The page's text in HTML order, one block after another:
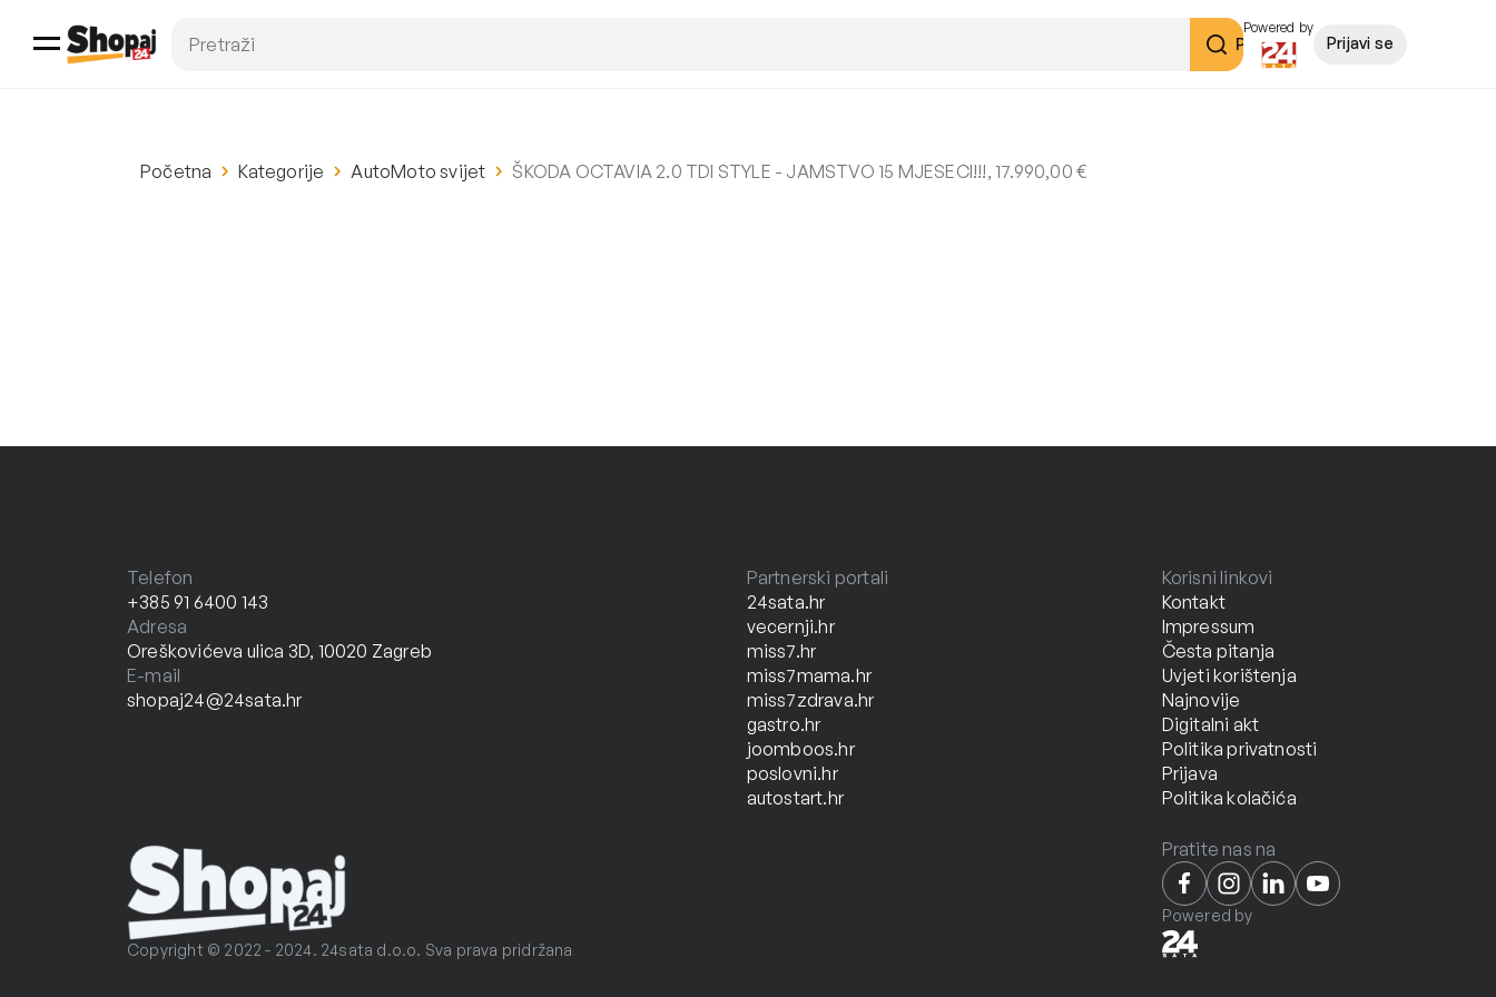
Pretraži
Powered by
Prijavi se
Početna Kategorije AutoMoto svijet ŠKODA OCTAVIA 2.0 TDI STYLE - JAMSTVO 15 MJESECI!!!, 17.990,00 €
Telefon
+385 91 6400 143
Adresa
Oreškovićeva ulica 3D, 10020 Zagreb
E-mail
shopaj24@24sata.hr
Copyright © 2022 - 2024. 24sata d.o.o. Sva prava pridržana
Partnerski portali
24sata.hr
vecernji.hr
miss7.hr
miss7mama.hr
miss7zdrava.hr
gastro.hr
joomboos.hr
poslovni.hr
autostart.hr
Korisni linkovi
Kontakt
Impressum
Česta pitanja
Uvjeti korištenja
Najnovije
Digitalni akt
Politika privatnosti
Prijava
Politika kolačića
Pratite nas na
Powered by